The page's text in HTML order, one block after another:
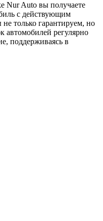
Nur Auto вы получаете
с действующим
только гарантируем, но
автомобилей регулярно
поддерживаясь в